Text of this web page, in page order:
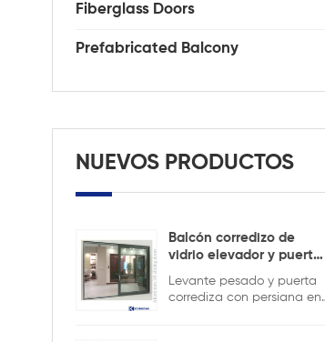
Fiberglass Doors
Prefabricated Balcony
NUEVOS PRODUCTOS
Balcón corredizo de
vidrio elevador y puerta
corrediza
Levante pesado y puerta
corrediza con persiana en